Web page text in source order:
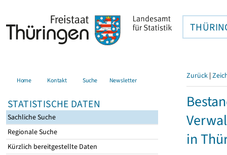
Home Kontakt Suche Newsletter
STATISTISCHE DATEN
Sachliche Suche
Regionale Suche
Kürzlich bereitgestellte Daten
Zurück |
in